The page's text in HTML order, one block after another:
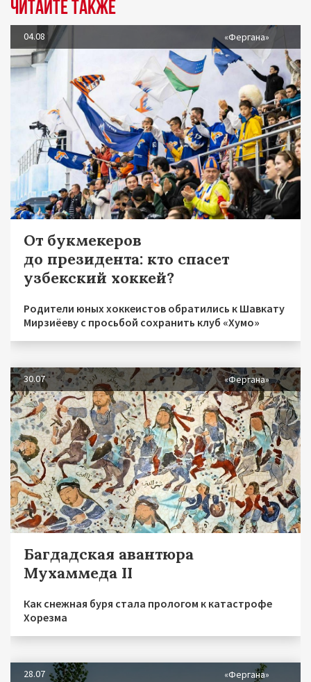
Читайте также
04.08 «Фергана»
От букмекеров
до президента: кто спасет
узбекский хоккей?
Родители юных хоккеистов обратились к Шавкату
Мирзиёеву с просьбой сохранить клуб «Хумо»
30.07 «Фергана»
Багдадская авантюра
Мухаммеда II
Как снежная буря стала прологом к катастрофе
Хорезма
28.07 «Фергана»